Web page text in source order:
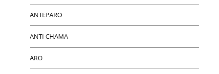
ANTEPARO
ANTI CHAMA
ARO